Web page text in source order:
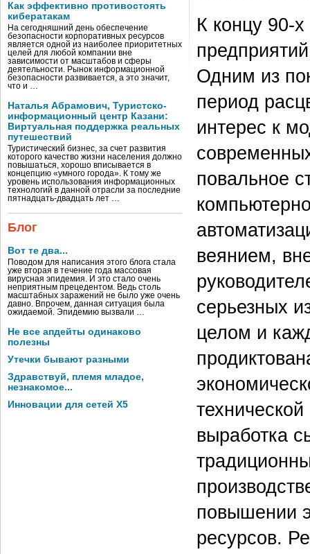
Как эффективно противостоять
кибератакам
На сегодняшний день обеспечение
безопасности корпоративных ресурсов
является одной из наиболее приоритетных
целей для любой компании вне
зависимости от масштабов и сферы
деятельности. Рынок информационной
безопасности развивается, а это значит,
что и …
Наталья Абрамович, Туристско-
информационный центр Казани:
Виртуальная поддержка реальных
путешествий
Туристический бизнес, за счет развития
которого качество жизни населения должно
повышаться, хорошо вписывается в
концепцию «умного города». К тому же
уровень использования информационных
технологий в данной отрасли за последние
пятнадцать-двадцать лет …
Блог
Вот те два...
Поводом для написания этого блога стала
уже вторая в течение года массовая
вирусная эпидемия. И это стало очень
неприятным прецедентом. Ведь столь
масштабных заражений не было уже очень
давно. Впрочем, данная ситуация была
ожидаемой. Эпидемию вызвали …
Не все апдейты одинаково
полезны
Утечки бывают разными
Здравствуй, племя младое,
незнакомое...
Инновации для сетей X5
К концу 90-
Одним из
период
интерес к
повальное
веянием,
серьезных
целом и
выработка
повышении
ресурсов.